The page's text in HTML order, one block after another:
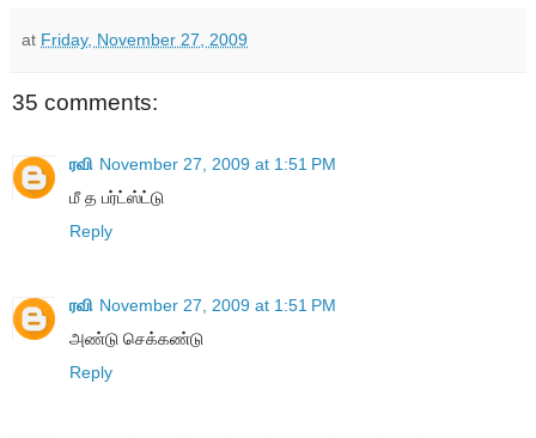
at Friday, November 27, 2009
35 comments:
ரவி November 27, 2009 at 1:51 PM
மீ த பர்ட்ஸ்ட்டு
Reply
ரவி November 27, 2009 at 1:51 PM
அண்டு செக்கண்டு
Reply